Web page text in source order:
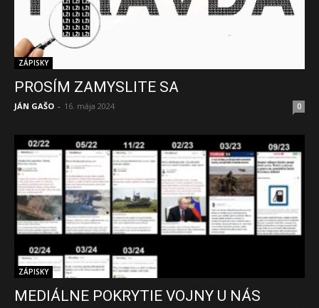
ZÁPISKY
PROSÍM ZAMYSLITE SA
JÁN GAŠO - 16. mája 2024 0
ZÁPISKY
MEDIÁLNE POKRYTIE VOJNY U NÁS